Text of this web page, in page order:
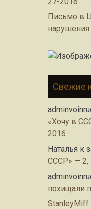
Письмо в
нарушения
Свежие
«Хочу в
2016
Наталья к
СССР» — 2,
похищали
StanleyMiff